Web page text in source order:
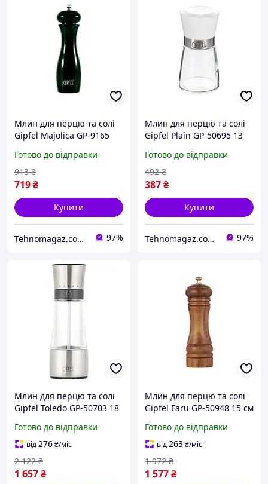
Млин для перцю та солі
Gipfel Majolica GP-9165
Готово до відправки
719₴
913 ₴
Купити
Tehnomagaz.com.ua - це передовий інтернет-магазин, спеціалізуючийся на продажу техніки 97%
Млин для перцю та солі
Gipfel Plain GP-50695 13
Готово до відправки
387₴
492 ₴
Купити
Tehnomagaz.com.ua - це передовий інтернет-магазин, спеціалізуючийся на продажу техніки 97%
Млин для перцю та солі
Gipfel Toledo GP-50703 18
Готово до відправки
від276₴/міс
1 657₴
2 122 ₴
Млин для перцю та солі
Gipfel Faru GP-50948 15 см
Готово до відправки
від263₴/міс
1 577₴
1 972 ₴